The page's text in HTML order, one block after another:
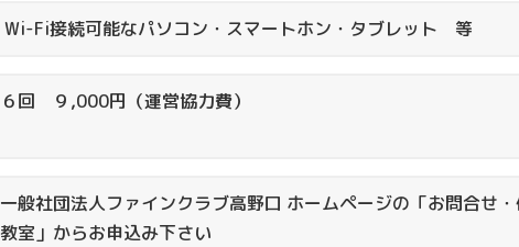
Wi-Fi接続可能なパソコン・スマートホン・タブレット 等
６回 ９,000円（運営協力費）
一般社団法人ファインクラブ高野口 ホームページの「お問合せ
教室」からお申込み下さい